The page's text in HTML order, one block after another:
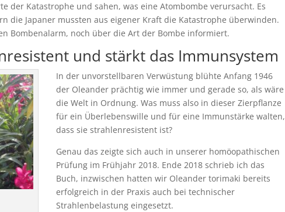
der Katastrophe und sahen, was eine Atombombe verursacht. Es
die Japaner mussten aus eigener Kraft die Katastrophe überwinden.
Bombenalarm, noch über die Art der Bombe informiert.
und stärkt das Immunsystem
In der unvorstellbaren Verwüstung blühte Anfang 1946
der Oleander prächtig wie immer und gerade so, als wäre
die Welt in Ordnung. Was muss also in dieser Zierpflanze
für ein Überlebenswille und für eine Immunstärke walten,
dass sie strahlenresistent ist?
Genau das zeigte sich auch in unserer homöopathischen
Prüfung im Frühjahr 2018. Ende 2018 schrieb ich das
Buch, inzwischen hatten wir Oleander torimaki bereits
erfolgreich in der Praxis auch bei technischer
Strahlenbelastung eingesetzt.